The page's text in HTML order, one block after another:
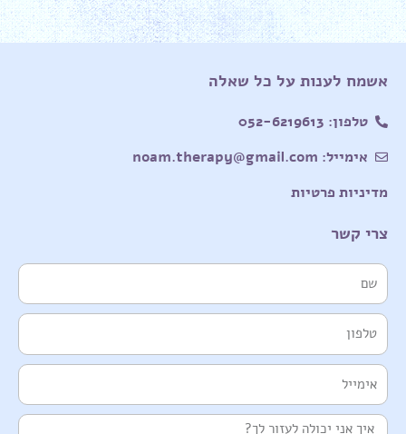
אשמח לענות על כל שאלה
טלפון: 052-6219613
אימייל: noam.therapy@gmail.com
מדיניות פרטיות
צרי קשר
שם
טלפון
אימייל
הודעה